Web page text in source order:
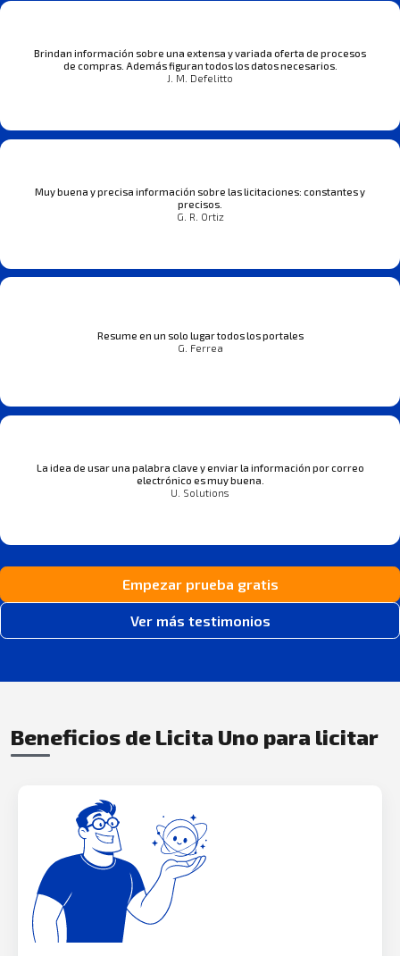
Brindan información sobre una extensa y variada oferta de procesos
de compras. Además figuran todos los datos necesarios.
J. M. Defelitto
Muy buena y precisa información sobre las licitaciones: constantes y
precisos.
G. R. Ortiz
Resume en un solo lugar todos los portales
G. Ferrea
La idea de usar una palabra clave y enviar la información por correo
electrónico es muy buena.
U. Solutions
Empezar prueba gratis
Ver más testimonios
Beneficios de Licita Uno para licitar